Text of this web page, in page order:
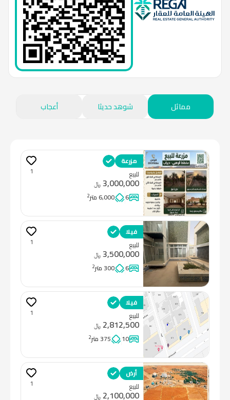
مماثل شوهد حديثا أعجاب
مزرعة
للبيع
3,000,000﷼
6
6,000 متر 2
1
فيلا
للبيع
3,500,000﷼
6
300 متر 2
1
فيلا
للبيع
2,812,500 ﷼
10
375 متر 2
1
أرض
للبيع
2,100,000 ﷼
1